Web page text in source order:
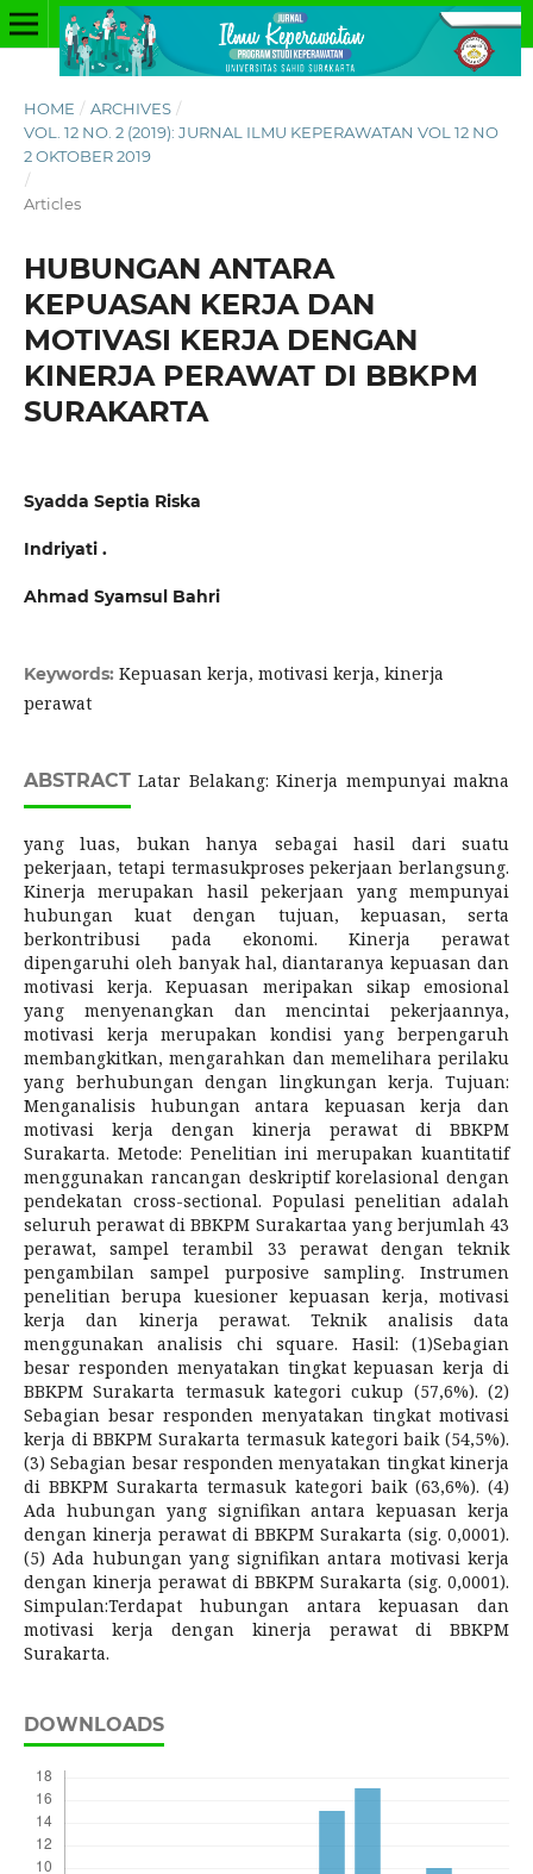
HOME / ARCHIVES /
VOL. 12 NO. 2 (2019): JURNAL ILMU KEPERAWATAN VOL 12 NO
2 OKTOBER 2019
/
Articles
HUBUNGAN ANTARA
KEPUASAN KERJA DAN
MOTIVASI KERJA DENGAN
KINERJA PERAWAT DI BBKPM
SURAKARTA
Syadda Septia Riska
Indriyati .
Ahmad Syamsul Bahri
Keywords: Kepuasan kerja, motivasi kerja, kinerja
perawat
ABSTRACTLatar Belakang: Kinerja mempunyai makna
yang luas, bukan hanya sebagai hasil dari suatu
pekerjaan, tetapi termasukproses pekerjaan berlangsung.
Kinerja merupakan hasil pekerjaan yang mempunyai
hubungan kuat dengan tujuan, kepuasan, serta
berkontribusi pada ekonomi. Kinerja perawat
dipengaruhi oleh banyak hal, diantaranya kepuasan dan
motivasi kerja. Kepuasan meripakan sikap emosional
yang menyenangkan dan mencintai pekerjaannya,
motivasi kerja merupakan kondisi yang berpengaruh
membangkitkan, mengarahkan dan memelihara perilaku
yang berhubungan dengan lingkungan kerja. Tujuan:
Menganalisis hubungan antara kepuasan kerja dan
motivasi kerja dengan kinerja perawat di BBKPM
Surakarta. Metode: Penelitian ini merupakan kuantitatif
menggunakan rancangan deskriptif korelasional dengan
pendekatan cross-sectional. Populasi penelitian adalah
seluruh perawat di BBKPM Surakartaa yang berjumlah 43
perawat, sampel terambil 33 perawat dengan teknik
pengambilan sampel purposive sampling. Instrumen
penelitian berupa kuesioner kepuasan kerja, motivasi
kerja dan kinerja perawat. Teknik analisis data
menggunakan analisis chi square. Hasil: (1)Sebagian
besar responden menyatakan tingkat kepuasan kerja di
BBKPM Surakarta termasuk kategori cukup (57,6%). (2)
Sebagian besar responden menyatakan tingkat motivasi
kerja di BBKPM Surakarta termasuk kategori baik (54,5%).
(3) Sebagian besar responden menyatakan tingkat kinerja
di BBKPM Surakarta termasuk kategori baik (63,6%). (4)
Ada hubungan yang signifikan antara kepuasan kerja
dengan kinerja perawat di BBKPM Surakarta (sig. 0,0001).
(5) Ada hubungan yang signifikan antara motivasi kerja
dengan kinerja perawat di BBKPM Surakarta (sig. 0,0001).
Simpulan:Terdapat hubungan antara kepuasan dan
motivasi kerja dengan kinerja perawat di BBKPM
Surakarta.
DOWNLOADS